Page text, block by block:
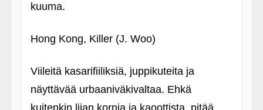
kuuma.
Hong Kong, Killer (J. Woo)
Viileitä kasarifiiliksiä, juppikuteita ja
näyttävää urbaaniväkivaltaa. Ehkä
kuitenkin liian kornia ja kaoottista, pitää